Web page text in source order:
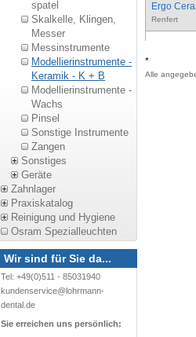
spatel
Skalkelle, Klingen,
Messer
Messinstrumente
Modellierinstrumente -
Keramik - K + B
Modellierinstrumente -
Wachs
Pinsel
Sonstige Instrumente
Zangen
Sonstiges
Geräte
Zahnlager
Praxiskatalog
Reinigung und Hygiene
Osram Spezialleuchten
Wir sind für Sie da...
Tel: +49(0)511 - 85031940
kundenservice@lohrmann-
dental.de
Sie erreichen uns persönlich:
Ergo
Renfert
*
Alle